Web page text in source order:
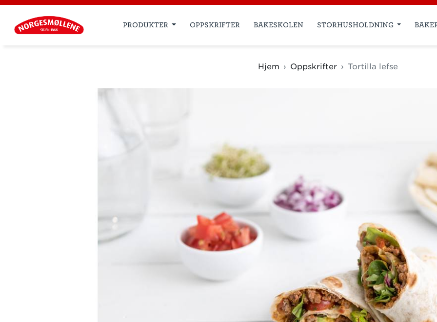
PRODUKTER OPPSKRIFTER BAKESKOLEN STORHUSHOLDNING
Hjem Oppskrifter Tortilla lefse